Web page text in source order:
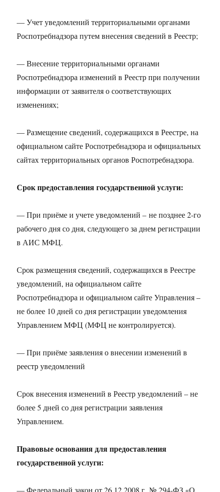
— Учет уведомлений территориальными органами
Роспотребнадзора путем внесения сведений в Реестр;
— Внесение территориальными органами
Роспотребнадзора изменений в Реестр при получении
информации от заявителя о соответствующих
изменениях;
— Размещение сведений, содержащихся в Реестре, на
официальном сайте Роспотребнадзора и официальных
сайтах территориальных органов Роспотребнадзора.
Срок предоставления государственной услуги:
— При приёме и учете уведомлений – не позднее 2-го
рабочего дня со дня, следующего за днем регистрации
в АИС МФЦ.
Срок размещения сведений, содержащихся в Реестре
уведомлений, на официальном сайте
Роспотребнадзора и официальном сайте Управления –
не более 10 дней со дня регистрации уведомления
Управлением МФЦ (МФЦ не контролируется).
— При приёме заявления о внесении изменений в
реестр уведомлений
Срок внесения изменений в Реестр уведомлений – не
более 5 дней со дня регистрации заявления
Управлением.
Правовые основания для предоставления
государственной услуги:
— Федеральный закон от 26.12.2008 г. № 294-ФЗ «О